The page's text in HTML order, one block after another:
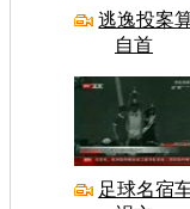
逃逸投案
自首
足球名宿